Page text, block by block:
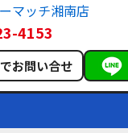
マッチ湘南店
4153
お問い合せ